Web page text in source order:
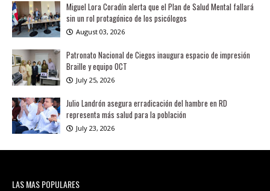
Miguel Lora Coradín alerta que el Plan de Salud Mental fallará
sin un rol protagónico de los psicólogos
August 03, 2026
Patronato Nacional de Ciegos inaugura espacio de impresión
Braille y equipo OCT
July 25, 2026
Julio Landrón asegura erradicación del hambre en RD
representa más salud para la población
July 23, 2026
LAS MAS POPULARES